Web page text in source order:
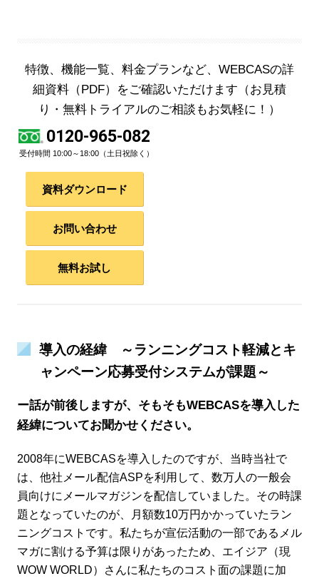
特徴、機能一覧、料金プランなど、WEBCASの詳
細資料（PDF）をご確認いただけます （お見積
り・無料トライアルのご相談もお気軽に！）
0120-965-082
受付時間 10:00～18:00（土日祝除く）
資料ダウンロード
お問い合わせ
無料お試し
導入の経緯 ～ランニングコスト軽減とキ
ャンペーン応募受付システムが課題～
ー話が前後しますが、そもそもWEBCASを導入した
経緯についてお聞かせください。
2008年にWEBCASを導入したのですが、当時当社で
は、他社メール配信ASPを利用して、数万人の一般会
員向けにメールマガジンを配信していました。その時課
題となっていたのが、月額数10万円かかっていたラン
ニングコストです。私たちが宣伝活動の一部であるメル
マガに割ける予算は限りがあったため、エイジア（現
WOW WORLD）さんに私たちのコスト面の課題に加